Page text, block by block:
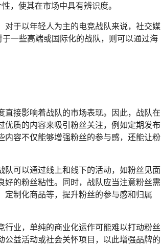
，使其在市场中具有辨识度。
对于以年轻人为主的电竞战队来说，社交媒
一些高端或国际化的战队，则可以通过海
接影响着战队的市场表现。因此，战队在
质的内容来吸引粉丝关注，例如定期发布
内容不仅能够增强粉丝的参与感，还能让粉
队可以通过线上和线下的活动，如粉丝见面
的粉丝粘性。同时，战队应当注意粉丝需
定制化商品等，提升粉丝的参与感和归属
业，单纯的商业化运作可能难以打动粉丝
益活动或社会关怀项目，以此增强品牌的